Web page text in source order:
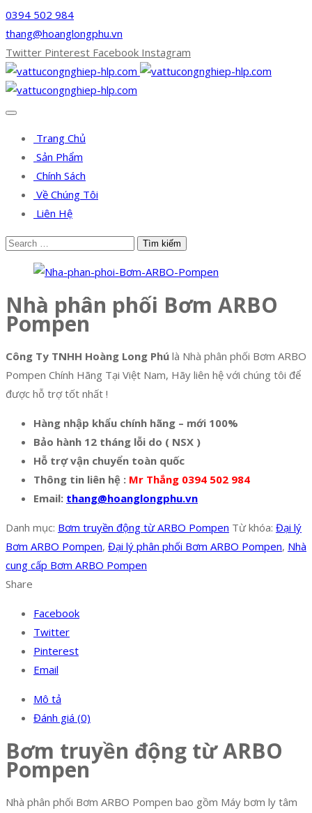
0394 502 984
thang@hoanglongphu.vn
Twitter Pinterest Facebook Instagram
Trang Chủ
Sản Phẩm
Chính Sách
Về Chúng Tôi
Liên Hệ
Nhà phân phối Bơm ARBO
Pompen
Công Ty TNHH Hoàng Long Phú là Nhà phân phối Bơm ARBO
Pompen Chính Hãng Tại Việt Nam, Hãy liên hệ với chúng tôi để
được hỗ trợ tốt nhất !
Hàng nhập khẩu chính hãng – mới 100%
Bảo hành 12 tháng lỗi do ( NSX )
Hỗ trợ vận chuyển toàn quốc
Thông tin liên hệ : Mr Thắng 0394 502 984
Email: thang@hoanglongphu.vn
Danh mục: Bơm truyền động từ ARBO Pompen Từ khóa: Đại lý
Bơm ARBO Pompen, Đại lý phân phối Bơm ARBO Pompen, Nhà
cung cấp Bơm ARBO Pompen
Share
Facebook
Twitter
Pinterest
Email
Mô tả
Đánh giá (0)
Bơm truyền động từ ARBO
Pompen
Nhà phân phối Bơm ARBO Pompen bao gồm Máy bơm ly tâm